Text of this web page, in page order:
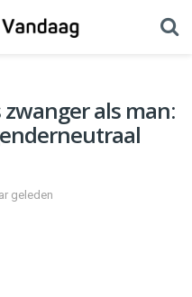
als man:
geleden